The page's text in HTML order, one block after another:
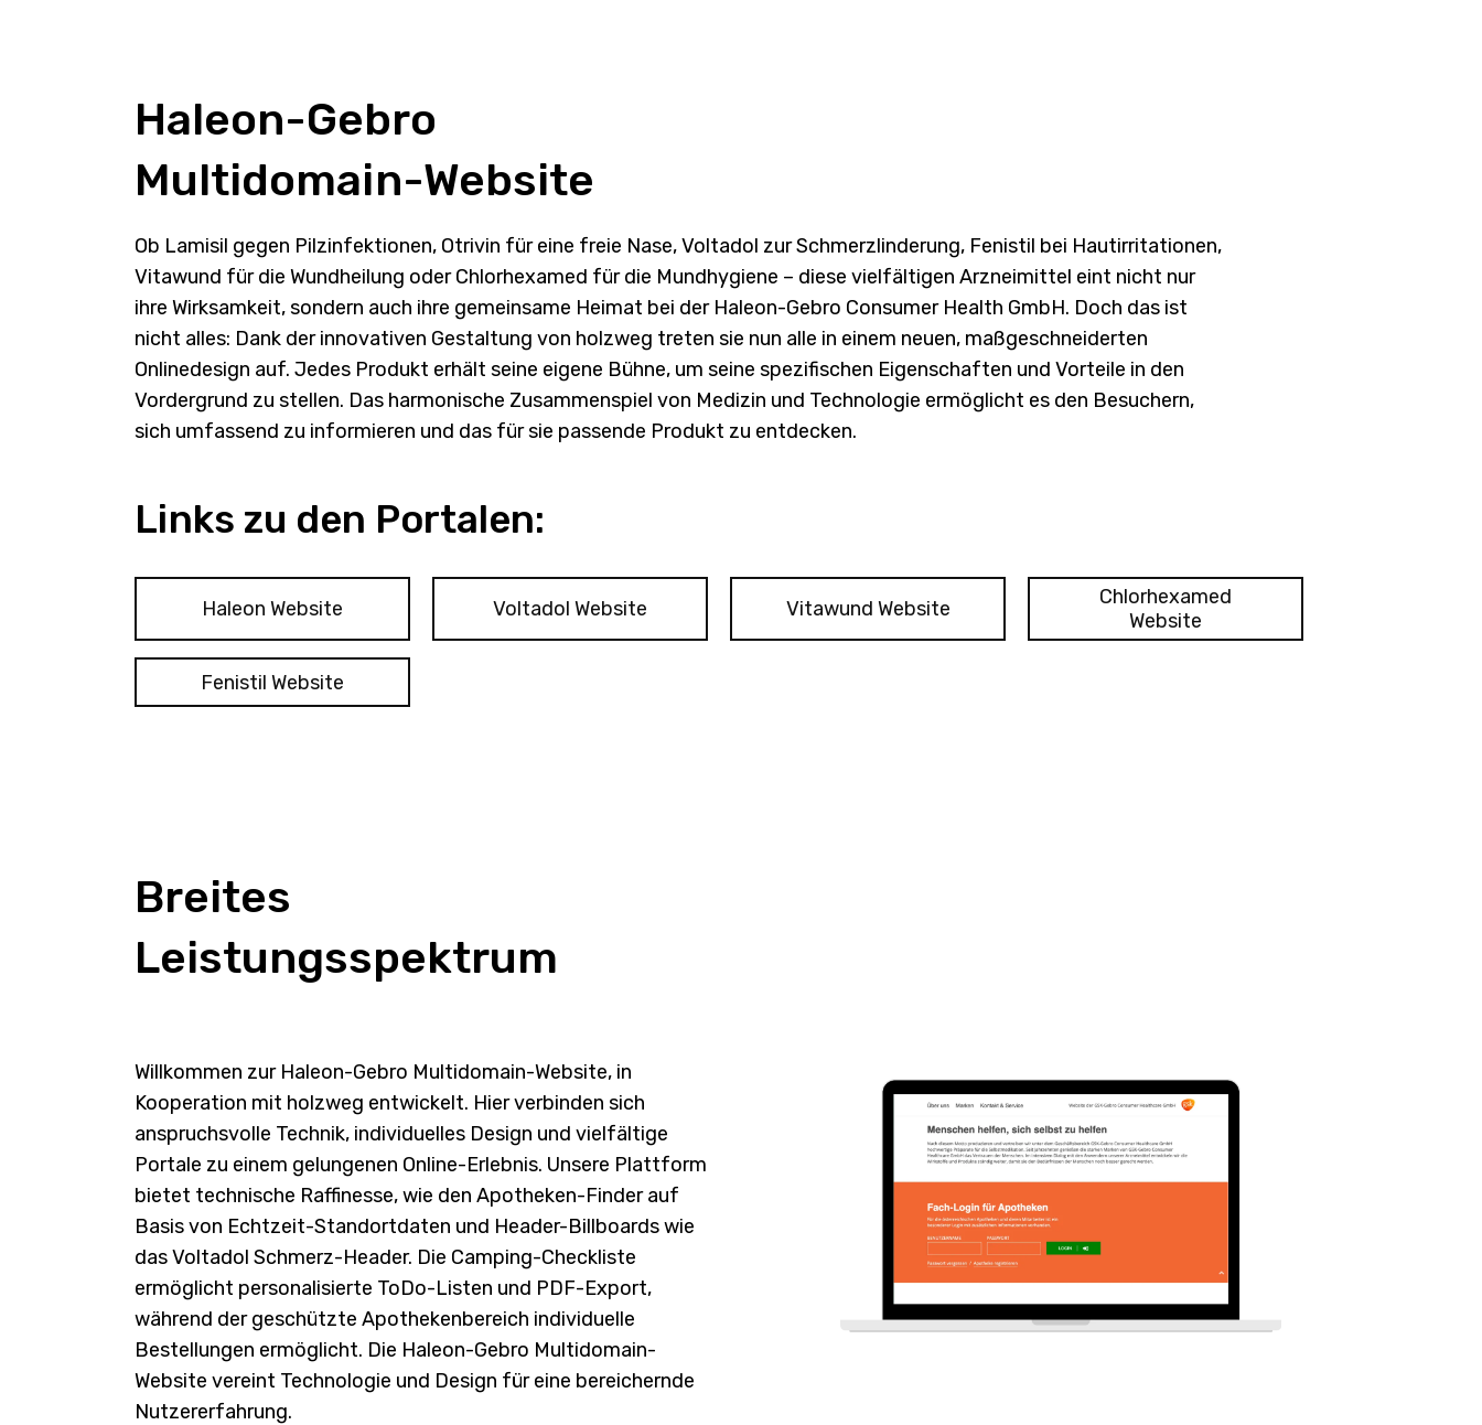
Haleon-Gebro
Multidomain-Website
Ob Lamisil gegen Pilzinfektionen, Otrivin für eine freie Nase, Voltadol zur Schmerzlinderung, Fenistil bei Hautirritationen,
Vitawund für die Wundheilung oder Chlorhexamed für die Mundhygiene – diese vielfältigen Arzneimittel eint nicht nur
ihre Wirksamkeit, sondern auch ihre gemeinsame Heimat bei der Haleon-Gebro Consumer Health GmbH. Doch das ist
nicht alles: Dank der innovativen Gestaltung von holzweg treten sie nun alle in einem neuen, maßgeschneiderten
Onlinedesign auf. Jedes Produkt erhält seine eigene Bühne, um seine spezifischen Eigenschaften und Vorteile in den
Vordergrund zu stellen. Das harmonische Zusammenspiel von Medizin und Technologie ermöglicht es den Besuchern,
sich umfassend zu informieren und das für sie passende Produkt zu entdecken.
Links zu den Portalen:
Haleon Website Voltadol Website Vitawund Website
Chlorhexamed
Website
Fenistil Website
Breites
Leistungsspektrum
Willkommen zur Haleon-Gebro Multidomain-Website, in
Kooperation mit holzweg entwickelt. Hier verbinden sich
anspruchsvolle Technik, individuelles Design und vielfältige
Portale zu einem gelungenen Online-Erlebnis. Unsere Plattform
bietet technische Raffinesse, wie den Apotheken-Finder auf
Basis von Echtzeit-Standortdaten und Header-Billboards wie
das Voltadol Schmerz-Header. Die Camping-Checkliste
ermöglicht personalisierte ToDo-Listen und PDF-Export,
während der geschützte Apothekenbereich individuelle
Bestellungen ermöglicht. Die Haleon-Gebro Multidomain-
Website vereint Technologie und Design für eine bereichernde
Nutzererfahrung.